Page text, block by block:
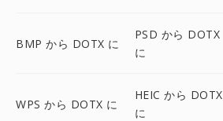
BMP から DOTX に
PSD から DOTX
に
WPS から DOTX に
HEIC から DOTX
に